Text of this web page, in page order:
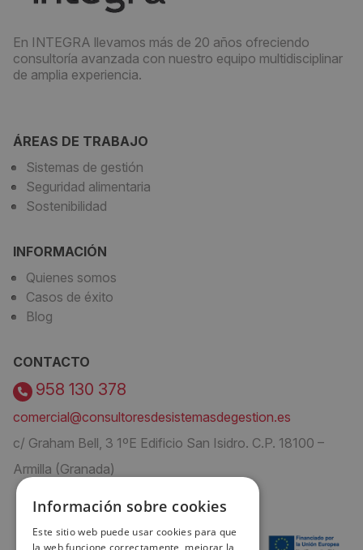
En INTEGRA llevamos más de 20 años ofreciendo
consultoría avanzada con nuestro equipo multidisciplinar
de amplia experiencia.
ÁREAS DE TRABAJO
Sistemas de gestión
Seguridad alimentaria
Sostenibilidad
INFORMACIÓN
Quienes somos
Casos de éxito
Blog
CONTACTO
958 130 378
comercial@consultoresdesistemasdegestion.es
c/ Graham Bell, 3 1ºE Edificio San Isidro. C.P. 18100 –
Armilla (Granada)
Información sobre cookies
Este sitio web puede usar cookies para que
la web funcione correctamente, mejorar la